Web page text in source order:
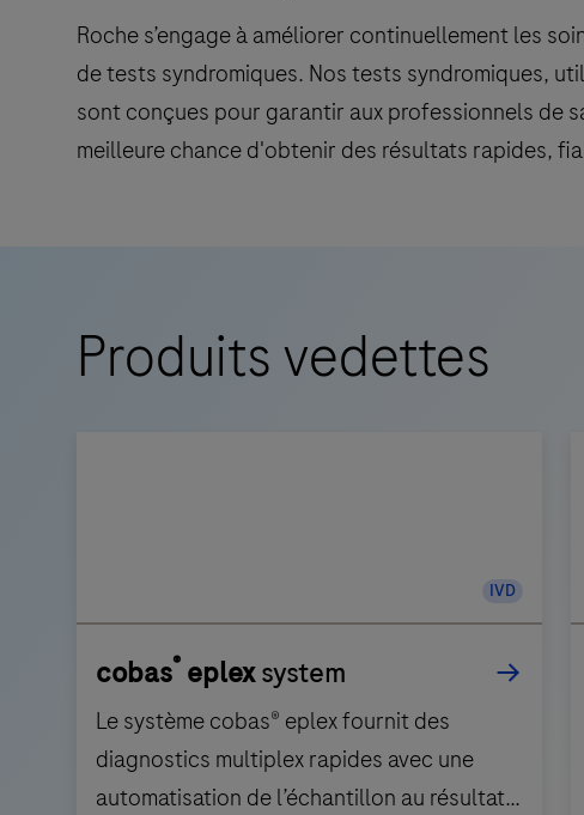
Roche s’engage à améliorer continuellement les
de tests syndromiques. Nos tests syndromiques,
sont conçues pour garantir aux professionnels de
meilleure chance d'obtenir des résultats rapides,
Produits vedettes
IVD
cobas® eplexsystem
Le système cobas® eplex fournit des
diagnostics multiplex rapides avec une
automatisation de l’échantillon au résultat,